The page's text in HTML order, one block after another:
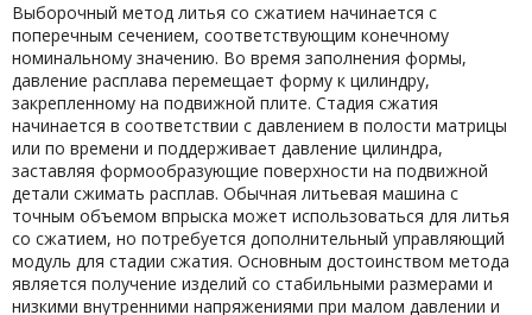
Выборочный метод литья со сжатием начинается с
поперечным сечением, соответствующим конечному
номинальному значению. Во время заполнения формы,
давление расплава перемещает форму к цилиндру,
закрепленному на подвижной плите. Стадия сжатия
начинается в соответствии с давлением в полости матрицы
или по времени и поддерживает давление цилиндра,
заставляя формообразующие поверхности на подвижной
детали сжимать расплав. Обычная литьевая машина с
точным объемом впрыска может использоваться для литья
со сжатием, но потребуется дополнительный управляющий
модуль для стадии сжатия. Основным достоинством метода
является получение изделий со стабильными размерами и
низкими внутренними напряжениями при малом давлении и